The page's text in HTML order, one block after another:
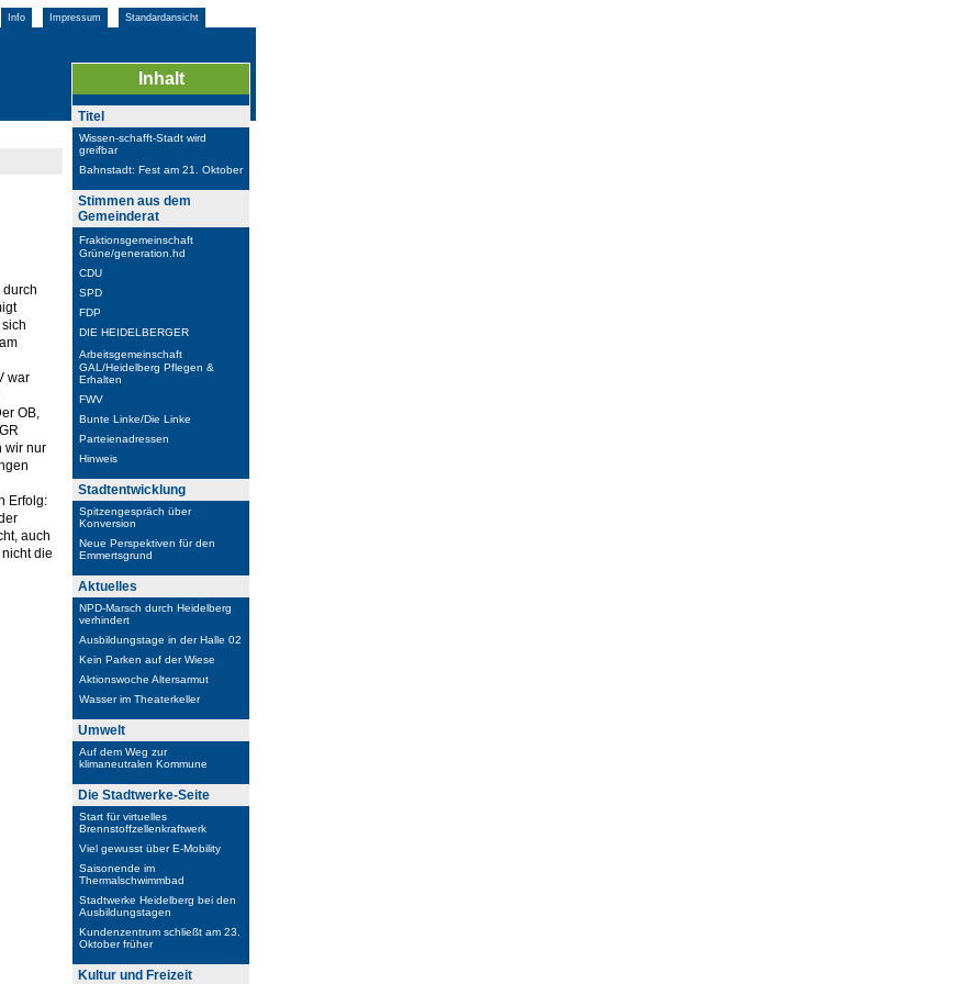
Info Impressum Standardansicht
durch
war
OB,
wir nur
Erfolg:
auch
die
Inhalt
Titel
Wissen-schafft-Stadt wird
greifbar
Bahnstadt: Fest am 21. Oktober
Stimmen aus dem
Gemeinderat
Fraktionsgemeinschaft
Grüne/generation.hd
CDU
SPD
FDP
DIE HEIDELBERGER
Arbeitsgemeinschaft
GAL/Heidelberg Pflegen &
Erhalten
FWV
Bunte Linke/Die Linke
Parteienadressen
Hinweis
Stadtentwicklung
Spitzengespräch über
Konversion
Neue Perspektiven für den
Emmertsgrund
Aktuelles
NPD-Marsch durch Heidelberg
verhindert
Ausbildungstage in der Halle 02
Kein Parken auf der Wiese
Aktionswoche Altersarmut
Wasser im Theaterkeller
Umwelt
Auf dem Weg zur
klimaneutralen Kommune
Die Stadtwerke-Seite
Start für virtuelles
Brennstoffzellenkraftwerk
Viel gewusst über E-Mobility
Saisonende im
Thermalschwimmbad
Stadtwerke Heidelberg bei den
Ausbildungstagen
Kundenzentrum schließt am 23.
Oktober früher
Kultur und Freizeit